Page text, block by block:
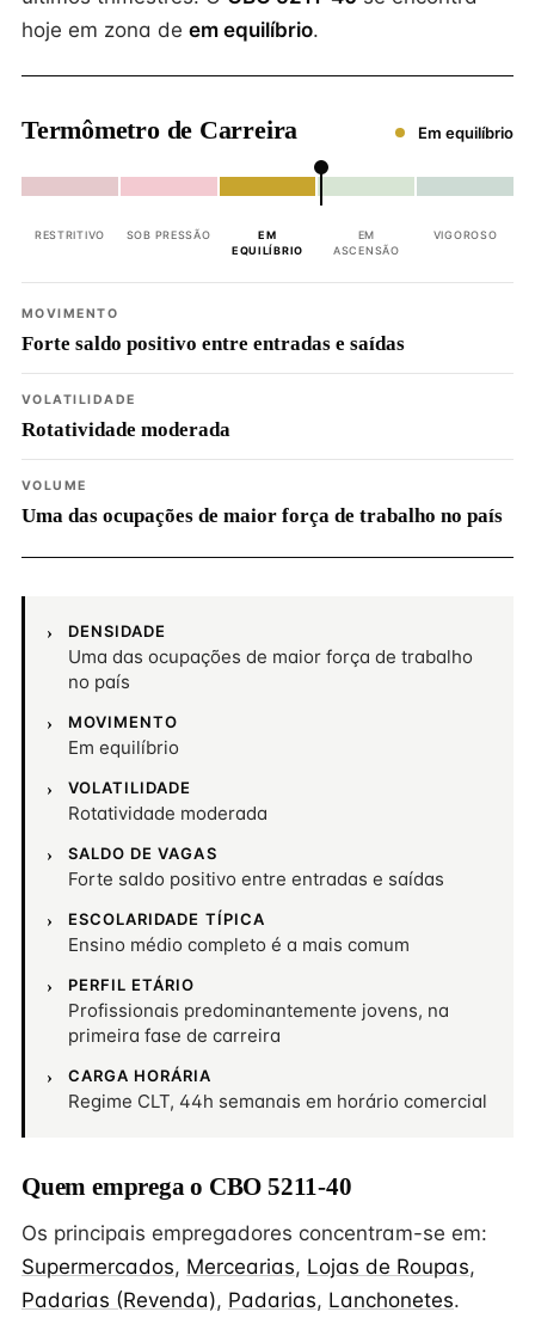
hoje em zona de em equilíbrio.
Termômetro de Carreira Em equilíbrio
RESTRITIVO SOB PRESSÃO
EM
EQUILÍBRIO
EM
ASCENSÃO
VIGOROSO
MOVIMENTO
Forte saldo positivo entre entradas e saídas
VOLATILIDADE
Rotatividade moderada
VOLUME
Uma das ocupações de maior força de trabalho no país
DENSIDADE
Uma das ocupações de maior força de trabalho
no país
MOVIMENTO
Em equilíbrio
VOLATILIDADE
Rotatividade moderada
SALDO DE VAGAS
Forte saldo positivo entre entradas e saídas
ESCOLARIDADE TÍPICA
Ensino médio completo é a mais comum
PERFIL ETÁRIO
Profissionais predominantemente jovens, na
primeira fase de carreira
CARGA HORÁRIA
Regime CLT, 44h semanais em horário comercial
Quem emprega o CBO 5211-40
Os principais empregadores concentram-se em:
Supermercados, Mercearias, Lojas de Roupas,
Padarias (Revenda), Padarias, Lanchonetes.